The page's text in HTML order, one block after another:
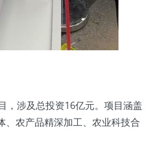
，涉及总投资16亿元。项目涵盖
、农产品精深加工、农业科技合